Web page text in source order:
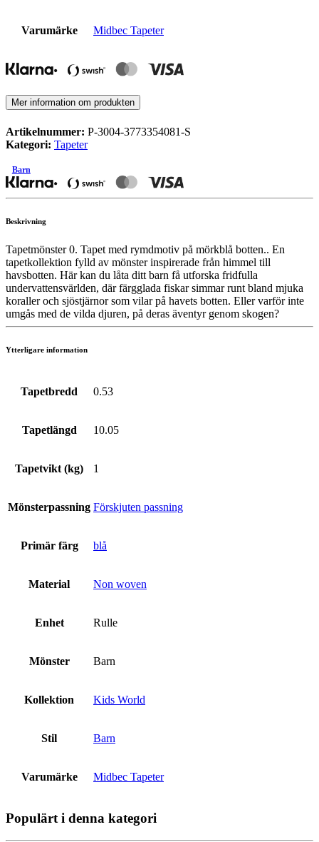
Varumärke Midbec Tapeter
Mer information om produkten
Artikelnummer: P-3004-3773354081-S
Kategori: Tapeter
Barn
Beskrivning
Tapetmönster 0. Tapet med rymdmotiv på mörkblå botten.. En
tapetkollektion fylld av mönster inspirerade från himmel till
havsbotten. Här kan du låta ditt barn få utforska fridfulla
undervattensvärlden, där färgglada fiskar simmar runt bland mjuka
koraller och sjöstjärnor som vilar på havets botten. Eller varför inte
umgås med de vilda djuren, på deras äventyr genom skogen?
Ytterligare information
Tapetbredd 0.53
Tapetlängd 10.05
Tapetvikt (kg) 1
Mönsterpassning Förskjuten passning
Primär färg blå
Material Non woven
Enhet Rulle
Mönster Barn
Kollektion Kids World
Stil Barn
Varumärke Midbec Tapeter
Populärt i denna kategori